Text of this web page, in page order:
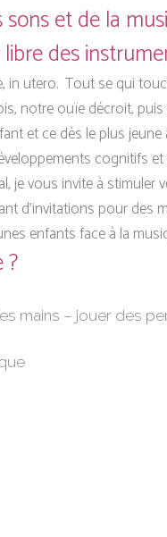
et de la
des
in utero. Tout se qui
notre ouïe décroit,
et ce dès le plus
cognitifs
je vous invite à
d’invitations pour des
enfants face à la
mains – jouer des